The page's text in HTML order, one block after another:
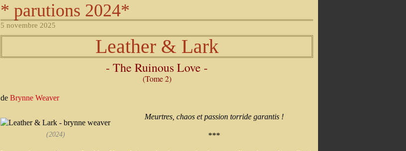
* parutions 2024*
5 novembre 2025
Leather & Lark
- The Ruinous Love -
(Tome 2)
de Brynne Weaver
(2024)
Meurtres, chaos et passion torride garantis !
***